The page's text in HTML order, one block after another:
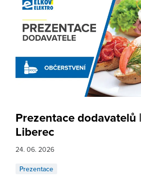
Prezentace dodavatelů
Liberec
24. 06. 2026
Prezentace